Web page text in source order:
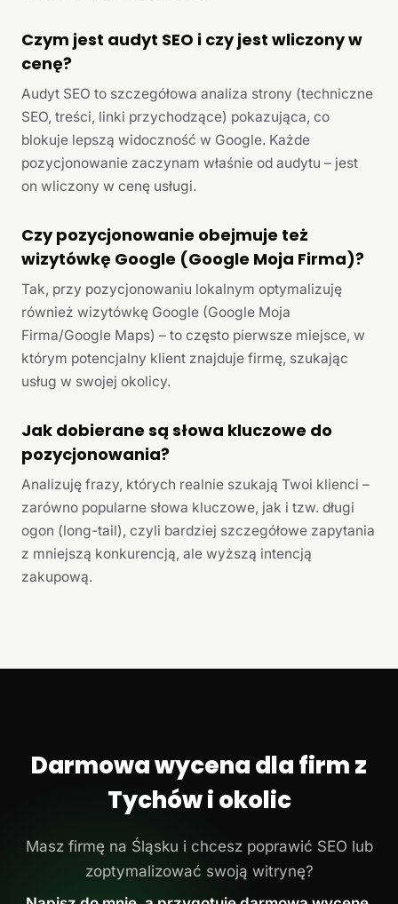
Czym jest audyt SEO i czy jest wliczony w
cenę?
Audyt SEO to szczegółowa analiza strony (techniczne
SEO, treści, linki przychodzące) pokazująca, co
blokuje lepszą widoczność w Google. Każde
pozycjonowanie zaczynam właśnie od audytu – jest
on wliczony w cenę usługi.
Czy pozycjonowanie obejmuje też
wizytówkę Google (Google Moja Firma)?
Tak, przy pozycjonowaniu lokalnym optymalizuję
również wizytówkę Google (Google Moja
Firma/Google Maps) – to często pierwsze miejsce, w
którym potencjalny klient znajduje firmę, szukając
usług w swojej okolicy.
Jak dobierane są słowa kluczowe do
pozycjonowania?
Analizuję frazy, których realnie szukają Twoi klienci –
zarówno popularne słowa kluczowe, jak i tzw. długi
ogon (long-tail), czyli bardziej szczegółowe zapytania
z mniejszą konkurencją, ale wyższą intencją
zakupową.
Darmowa wycena dla firm z
Tychów i okolic
Masz firmę na Śląsku i chcesz poprawić SEO lub
zoptymalizować swoją witrynę?